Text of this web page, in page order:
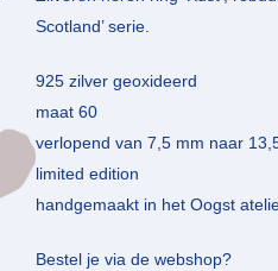
Scotland’ serie.
925 zilver geoxideerd
maat 60
verlopend van 7,5 mm naar
limited edition
handgemaakt in het Oogst
Bestel je via de webshop?